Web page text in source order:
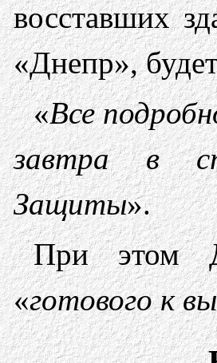
восставших
«Днепр»,
«Все
завтра в
Защиты».
При этом
«готового к